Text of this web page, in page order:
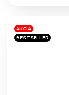
hviezdičiek.
AKCIA
BESTSELLER